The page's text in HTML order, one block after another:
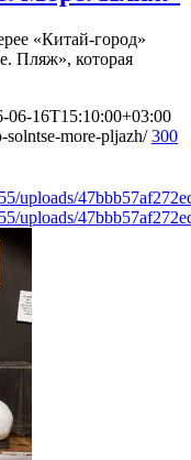
«Китай-город»
Пляж», которая
06-16T15:10:00+03:00
solntse-more-pljazh/ 300
uploads/
uploads/